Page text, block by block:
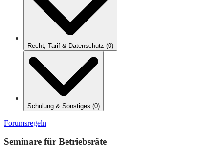
Recht, Tarif & Datenschutz (0)
Schulung & Sonstiges (0)
Forumsregeln
Seminare für Betriebsräte